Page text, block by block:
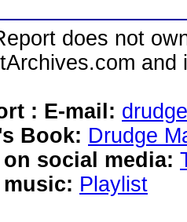
does not
: E-mail:
Book: Drudge
social media:
Playlist